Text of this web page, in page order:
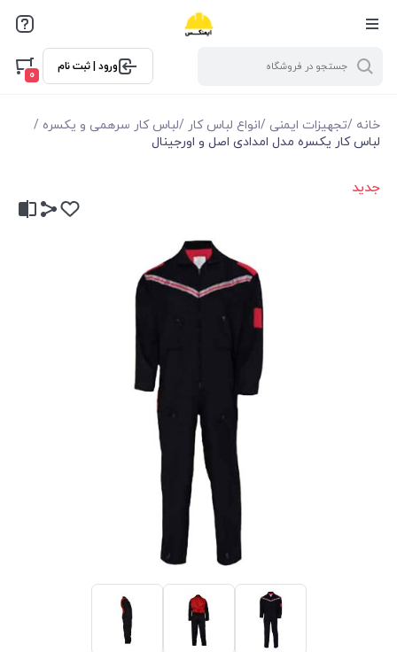
ورود | ثبت نام
0
خانه /تجهیزات ایمنی /انواع لباس کار /لباس کار سرهمی و یکسره /
لباس کار یکسره مدل امدادی اصل و اورجینال
جدید